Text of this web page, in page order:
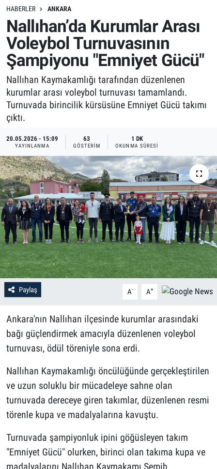
HABERLER ANKARA
Nallıhan’da Kurumlar Arası
Voleybol Turnuvasının
Şampiyonu "Emniyet Gücü"
Nallıhan Kaymakamlığı tarafından düzenlenen
kurumlar arası voleybol turnuvası tamamlandı.
Turnuvada birincilik kürsüsüne Emniyet Gücü takımı
çıktı.
20.05.2026 - 15:09
YAYINLANMA
63
GÖSTERIM
1 DK
OKUNMA SÜRESI
Paylaş A- A+
Ankara'nın Nallıhan ilçesinde kurumlar arasındaki
bağı güçlendirmek amacıyla düzenlenen voleybol
turnuvası, ödül töreniyle sona erdi.
Nallıhan Kaymakamlığı öncülüğünde gerçekleştirilen
ve uzun soluklu bir mücadeleye sahne olan
turnuvada dereceye giren takımlar, düzenlenen resmi
törenle kupa ve madalyalarına kavuştu.
Turnuvada şampiyonluk ipini göğüsleyen takım
"Emniyet Gücü" olurken, birinci olan takıma kupa ve
madalyalarını Nallıhan Kaymakamı Semih